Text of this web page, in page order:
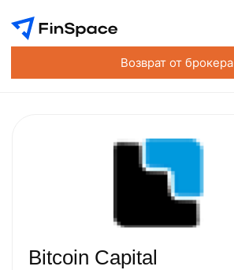
Возврат от брокера
Bitcoin Capital